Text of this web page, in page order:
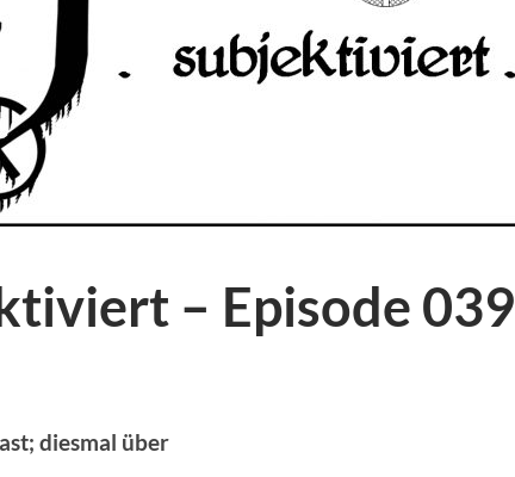
– Episode 039
diesmal über